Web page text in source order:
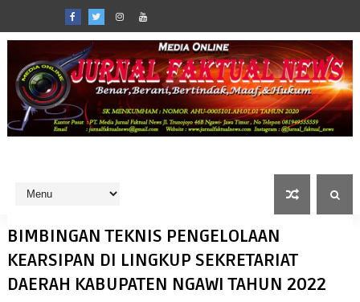
BIMBINGAN TEKNIS PENGELOLAAN
KEARSIPAN DI LINGKUP SEKRETARIAT
DAERAH KABUPATEN NGAWI TAHUN 2022